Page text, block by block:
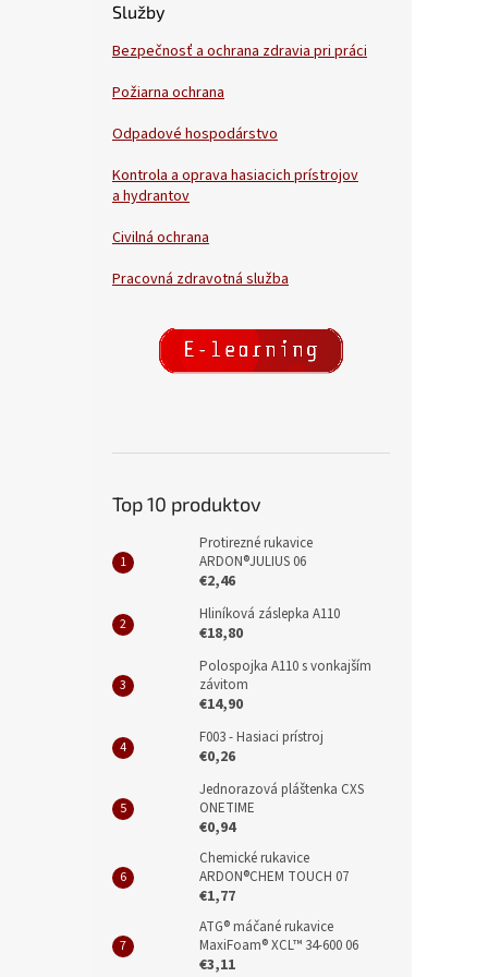
Služby
Bezpečnosť a ochrana zdravia pri práci
Požiarna ochrana
Odpadové hospodárstvo
Kontrola a oprava hasiacich prístrojov
a hydrantov
Civilná ochrana
Pracovná zdravotná služba
Top 10 produktov
Protirezné rukavice
ARDON®JULIUS 06
€2,46
Hliníková záslepka A110
€18,80
Polospojka A110 s vonkajším
závitom
€14,90
F003 - Hasiaci prístroj
€0,26
Jednorazová pláštenka CXS
ONETIME
€0,94
Chemické rukavice
ARDON®CHEM TOUCH 07
€1,77
ATG® máčané rukavice
MaxiFoam® XCL™ 34-600 06
€3,11